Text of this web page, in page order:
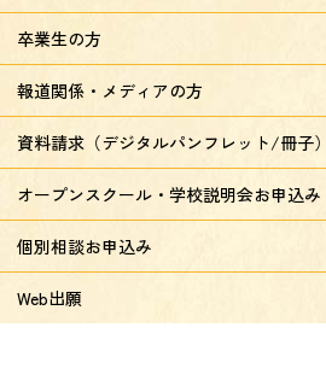
卒業生の方
報道関係・メディアの方
資料請求（デジタルパンフレット/冊子）
オープンスクール・学校説明会お申込み
個別相談お申込み
Web出願